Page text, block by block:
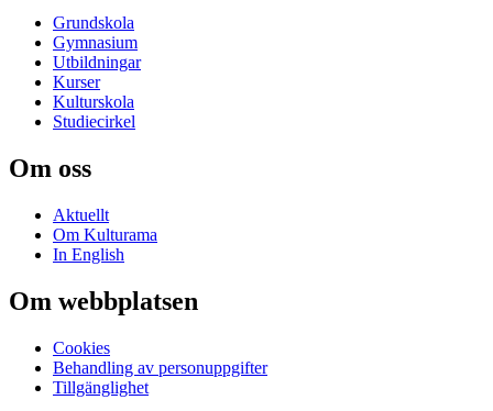
Grundskola
Gymnasium
Utbildningar
Kurser
Kulturskola
Studiecirkel
Om oss
Aktuellt
Om Kulturama
In English
Om webbplatsen
Cookies
Behandling av personuppgifter
Tillgänglighet